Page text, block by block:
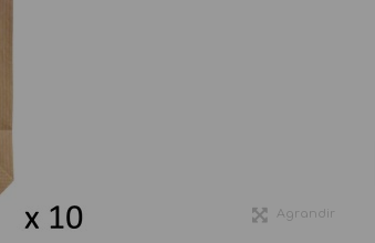
Agrandir